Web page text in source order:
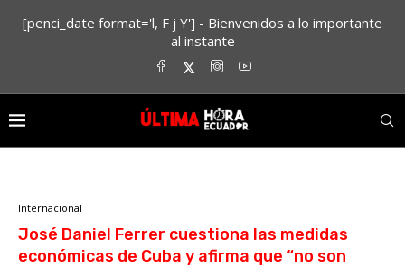
[penci_date format='l, F j Y'] - Bienvenidos a lo importante
al instante
Internacional
José Daniel Ferrer cuestiona las medidas
económicas de Cuba y afirma que “no son